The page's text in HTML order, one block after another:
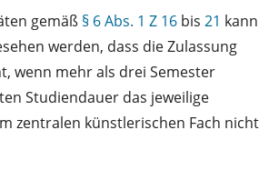
gemäß § 6 Abs. 1 Z 16 bis 21 kann
werden, dass die Zulassung
wenn mehr als drei Semester
Studiendauer das jeweilige
zentralen künstlerischen Fach nicht